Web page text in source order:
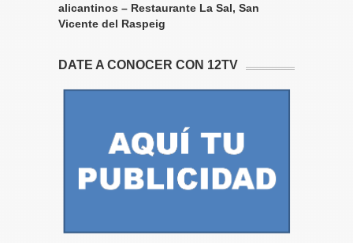
alicantinos – Restaurante La Sal, San
Vicente del Raspeig
DATE A CONOCER CON 12TV